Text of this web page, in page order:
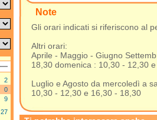
Note
Gli orari indicati si riferiscono al
Altri orari:
Aprile - Maggio - Giugno
18,30 domenica : 10,30 - 12,30
Luglio e Agosto da mercoledì a
10,30 - 12,30 e 16,30 - 18,30
2
0
9
27